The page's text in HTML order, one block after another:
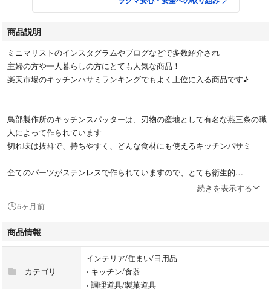
商品説明
ミニマリストのインスタグラムやブログなどで多数紹介され
主婦の方や一人暮らしの方にとても人気な商品！
楽天市場のキッチンハサミランキングでもよく上位に入る商品です♪
鳥部製作所のキッチンスパッターは、刃物の産地として有名な燕三条の職
人によって作られています
切れ味は抜群で、持ちやすく、どんな食材にも使えるキッチンバサミ
全てのパーツがステンレスで作られていますので、とても衛生的
さらに、110度開けると分解できますので、隅々まで洗えます
まな板や包丁の出番が減り、節水にもつながりますよ
ご購入者様よりご質問がありましたので共有します
分解した後の組立方法につきましては、写真を追加しました
カシメ部分を抑えながら、組み立ててください
youtubeで動画をアップされている方もおられますので
続きを表示する
5ヶ月前
商品情報
カテゴリ
インテリア/住まい/日用品
› キッチン/食器
› 調理道具/製菓道具